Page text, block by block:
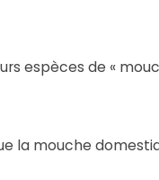
espèces de «
la mouche